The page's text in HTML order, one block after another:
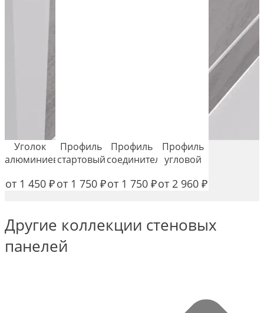
Уголок
алюминиевый
от 1 450₽
Профиль
стартовый
от 1 750 ₽
Профиль
соединительный
от 1 750 ₽
Профиль
угловой
от2 960₽
Другие коллекции стеновых
панелей